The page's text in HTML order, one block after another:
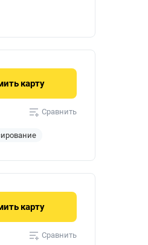
карту
Сравнить
карту
Сравнить